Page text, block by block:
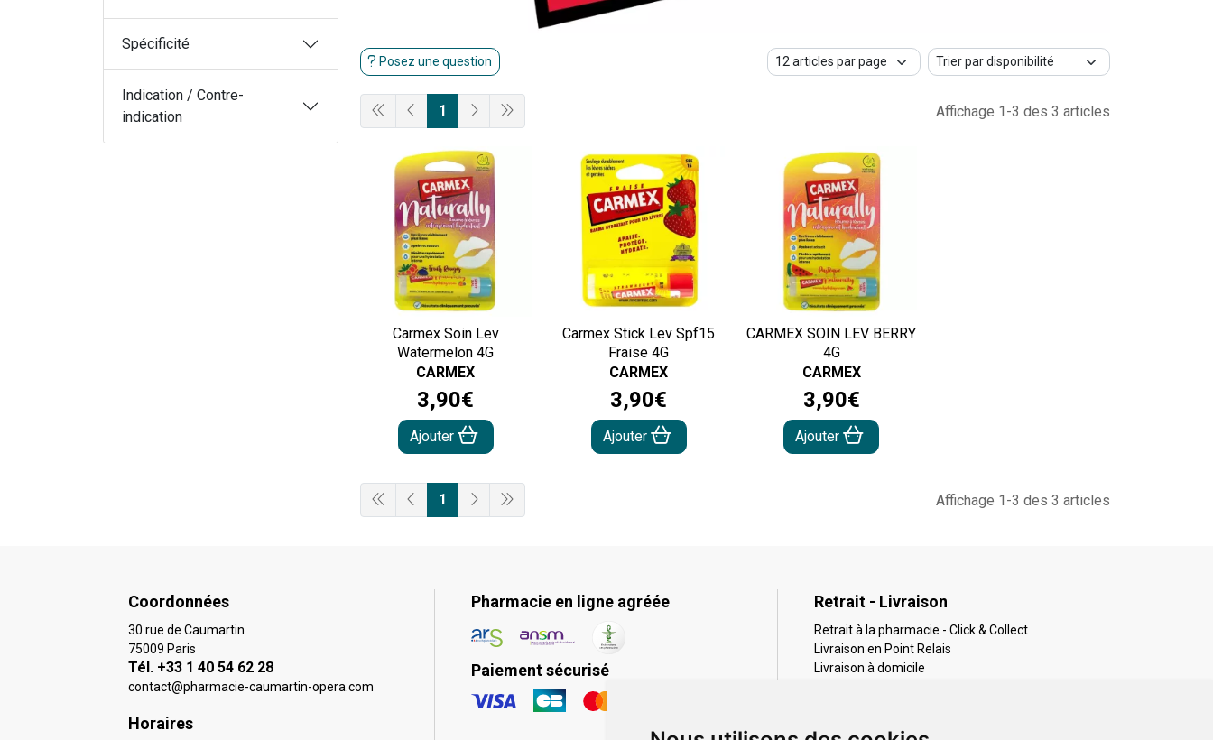
Posez une question
Affichage 1-3 des 3 articles
1
Carmex Soin Lev
Watermelon 4G
CARMEX
3,90€
Ajouter
Carmex Stick Lev Spf15
Fraise 4G
CARMEX
3,90€
Ajouter
CARMEX SOIN LEV BERRY
4G
CARMEX
3,90€
Ajouter
Affichage 1-3 des 3 articles
1
Spécificité
Indication / Contre-
indication
Coordonnées
30 rue de Caumartin
75009 Paris
Tél. +33 1 40 54 62 28
contact@pharmacie-caumartin-opera.com
Horaires
Pharmacie en ligne agréée
Paiement sécurisé
Retrait - Livraison
Retrait à la pharmacie - Click & Collect
Livraison en Point Relais
Livraison à domicile